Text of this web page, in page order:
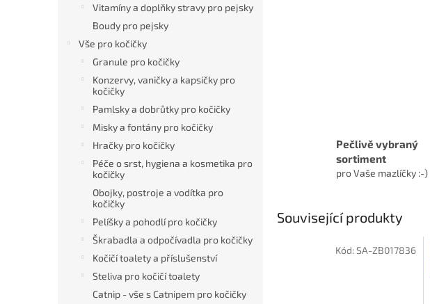
Vitamíny a doplňky stravy pro pejsky
Boudy pro pejsky
Vše pro kočičky
Granule pro kočičky
Konzervy, vaničky a kapsičky pro
kočičky
Pamlsky a dobrůtky pro kočičky
Misky a fontány pro kočičky
Hračky pro kočičky
Péče o srst, hygiena a kosmetika pro
kočičky
Obojky, postroje a vodítka pro
kočičky
Pelíšky a pohodlí pro kočičky
Škrabadla a odpočívadla pro kočičky
Kočičí toalety a příslušenství
Steliva pro kočičí toalety
Catnip - vše s Catnipem pro kočičky
Pečlivě vybraný
sortiment
pro Vaše mazlíčky :-)
Související produkty
Kód:SA-ZB017836